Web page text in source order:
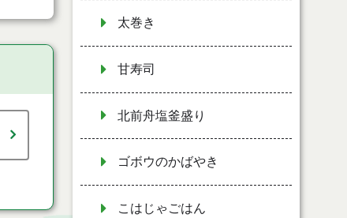
太巻き
甘寿司
北前舟塩釜盛り
ゴボウのかばやき
こはじゃごはん